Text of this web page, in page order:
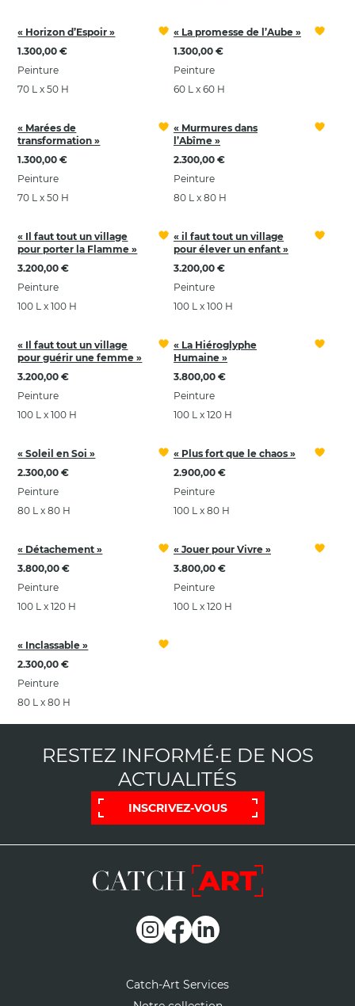
« Horizon d’Espoir »
1.300,00 €
Peinture
70 L x 50 H
« La promesse de l’Aube »
1.300,00 €
Peinture
60 L x 60 H
« Marées de
transformation »
1.300,00 €
Peinture
70 L x 50 H
« Murmures dans
l’Abîme »
2.300,00 €
Peinture
80 L x 80 H
« Il faut tout un village
pour porter la Flamme »
3.200,00 €
Peinture
100 L x 100 H
« il faut tout un village
pour élever un enfant »
3.200,00 €
Peinture
100 L x 100 H
« Il faut tout un village
pour guérir une femme »
3.200,00 €
Peinture
100 L x 100 H
« La Hiéroglyphe
Humaine »
3.800,00 €
Peinture
100 L x 120 H
« Soleil en Soi »
2.300,00 €
Peinture
80 L x 80 H
« Plus fort que le chaos »
2.900,00 €
Peinture
100 L x 80 H
« Détachement »
3.800,00 €
Peinture
100 L x 120 H
« Jouer pour Vivre »
3.800,00 €
Peinture
100 L x 120 H
« Inclassable »
2.300,00 €
Peinture
80 L x 80 H
RESTEZ INFORMÉ·E DE NOS
ACTUALITÉS
INSCRIVEZ-VOUS
Catch-Art Services